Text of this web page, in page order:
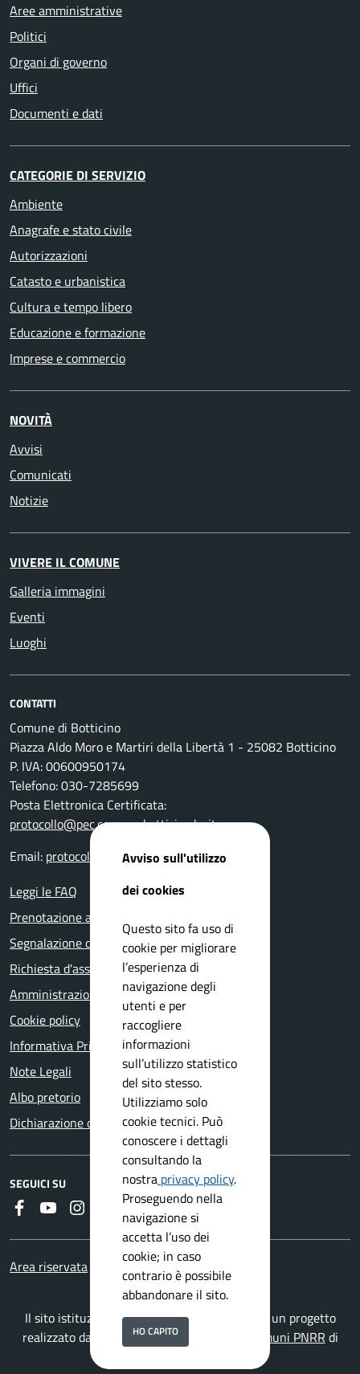
Aree amministrative
Politici
Organi di governo
Uffici
Documenti e dati
CATEGORIE DI SERVIZIO
Ambiente
Anagrafe e stato civile
Autorizzazioni
Catasto e urbanistica
Cultura e tempo libero
Educazione e formazione
Imprese e commercio
NOVITÀ
Avvisi
Comunicati
Notizie
VIVERE IL COMUNE
Galleria immagini
Eventi
Luoghi
CONTATTI
Comune di Botticino
Piazza Aldo Moro e Martiri della Libertà 1 - 25082 Botticino
P. IVA: 00600950174
Telefono: 030-7285699
Posta Elettronica Certificata:
protocollo@pec.comune.botticino.bs.it
Email: protocollo@comune.botticino.bs.it
Leggi le FAQ
Prenotazione appuntamento
Segnalazione disservizio
Richiesta d'assistenza
Amministrazione trasparente
Cookie policy
Informativa Privacy
Note Legali
Albo pretorio
Dichiarazione di accessibilità
SEGUICI SU
Faceboook
YoutubeInstagram
RSS
Area riservata
Il sito istituzionale del Comune di Botticino è un progetto
realizzato da
Secoval srlcon la Soluzione Comuni PNRR di
Avviso sull'utilizzo
dei cookies
Questo sito fa uso di
cookie per migliorare
l’esperienza di
navigazione degli
utenti e per
raccogliere
informazioni
sull’utilizzo statistico
del sito stesso.
Utilizziamo solo
cookie tecnici. Può
conoscere i dettagli
consultando la
nostra privacy policy.
Proseguendo nella
navigazione si
accetta l’uso dei
cookie; in caso
contrario è possibile
abbandonare il sito.
HO CAPITO